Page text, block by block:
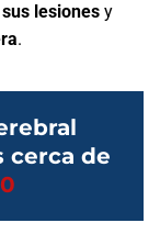
lesiones y
.
cerca de